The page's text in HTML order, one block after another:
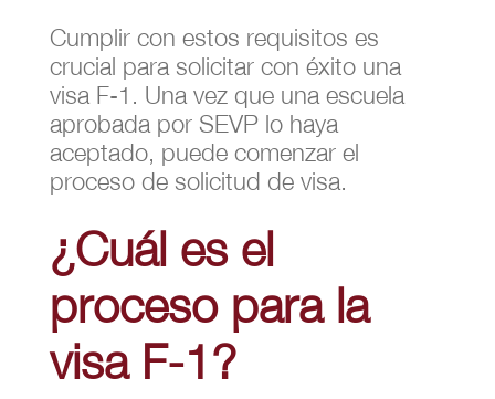
Cumplir con estos requisitos es
crucial para solicitar con éxito una
visa F-1. Una vez que una escuela
aprobada por SEVP lo haya
aceptado, puede comenzar el
proceso de solicitud de visa.
¿Cuál es el
proceso para la
visa F-1?